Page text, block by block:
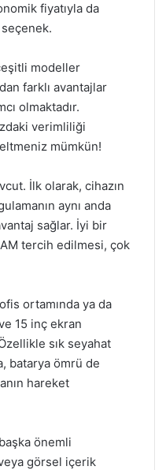
fiyatıyla da
modeller
farklı avantajlar
olmaktadır.
verimliliği
mümkün!
İlk olarak, cihazın
aynı anda
sağlar. İyi bir
tercih edilmesi, çok
ortamında ya da
15 inç ekran
sık seyahat
batarya ömrü de
hareket
önemli
görsel içerik